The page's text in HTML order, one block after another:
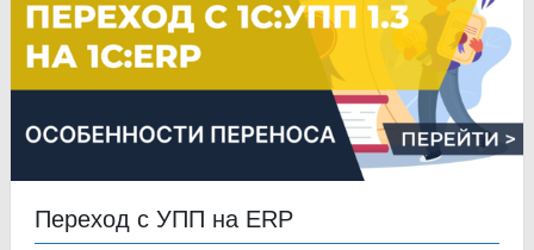
Переход с УПП на ERP